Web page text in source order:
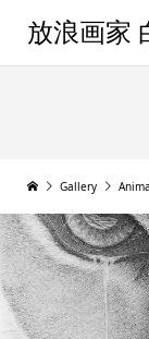
放浪画家
Gallery